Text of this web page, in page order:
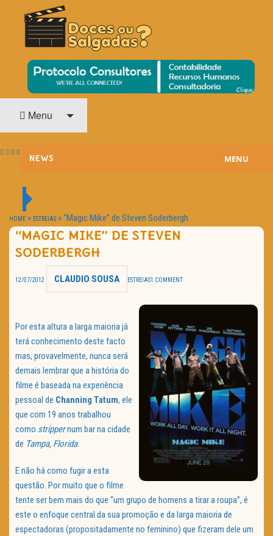
DOCES OU SALGADAS?
O Cinema? Uma Paixão!!
Menu
NEWS
PASSATEMPOS
HOME CINEMA
NOTA PESSOAL
TRAILER DO DIA
MENU
HOME » ESTREIAS »“Magic Mike” de Steven Soderbergh
“MAGIC MIKE” DE STEVEN
SODERBERGH
12/07/2012 CLAUDIO SOUSA ESTREIAS1 COMMENT
Por esta altura a larga maioria já
terá conhecimento deste facto
mas, provavelmente, nunca será
demais lembrar que a história do
filme é baseada na experiência
pessoal de Channing Tatum, ele
que com 19 anos trabalhou
como strippernum bar na cidade
de Tampa, Florida.
E não há como fugir a esta
questão. Por muito que o filme
tente ser bem mais do que “um grupo de homens a tirar a roupa”, é
este o enfoque central da sua promoção e da larga maioria de
espectadoras (propositadamente no feminino) que fizeram dele um